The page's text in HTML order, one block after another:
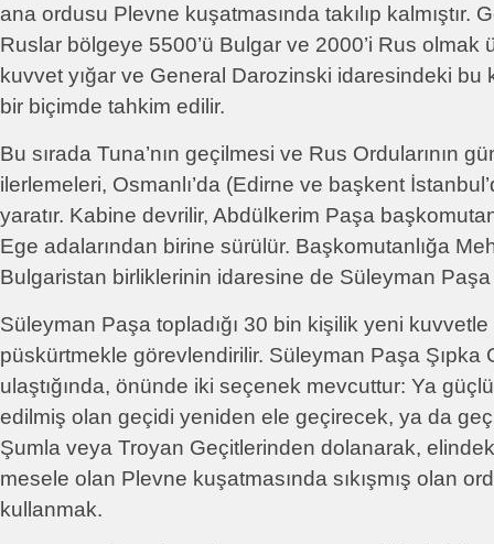
ana ordusu Plevne kuşatmasında takılıp kalmıştır.
Ruslar bölgeye 5500’ü Bulgar ve 2000’i Rus olmak
kuvvet yığar ve General Darozinski idaresindeki
bir biçimde tahkim edilir.
Bu sırada Tuna’nın geçilmesi ve Rus Ordularının
ilerlemeleri, Osmanlı’da (Edirne ve başkent
yaratır. Kabine devrilir, Abdülkerim Paşa
Ege adalarından birine sürülür. Başkomutanlığa
Bulgaristan birliklerinin idaresine de Süleyman Paşa
Süleyman Paşa topladığı 30 bin kişilik yeni kuvvetle
püskürtmekle görevlendirilir. Süleyman Paşa Şıpka
ulaştığında, önünde iki seçenek mevcuttur: Ya
edilmiş olan geçidi yeniden ele geçirecek, ya da
Şumla veya Troyan Geçitlerinden dolanarak,
mesele olan Plevne kuşatmasında sıkışmış olan
kullanmak.